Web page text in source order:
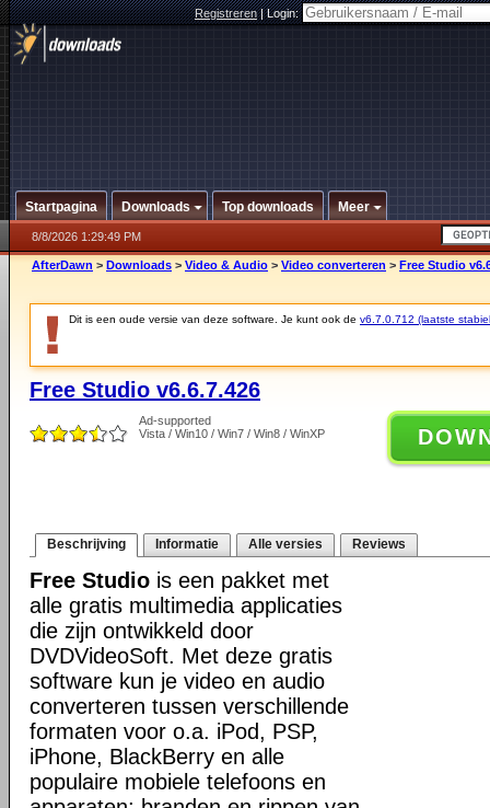
Registreren|Login:
Startpagina Downloads Top downloads Meer
8/8/2026 1:29:49 PM
AfterDawn > Downloads > Video & Audio > Video converteren > Free Studio
Dit is een oude versie van deze software. Je kunt ook de v6.7.0.712 (laatste
Free Studio v6.6.7.426
Ad-supported
Vista / Win10 / Win7 / Win8 / WinXP
Beschrijving Informatie Alle versies Reviews
Free Studio is een pakket met
alle gratis multimedia applicaties
die zijn ontwikkeld door
DVDVideoSoft. Met deze gratis
software kun je video en audio
converteren tussen verschillende
formaten voor o.a. iPod, PSP,
iPhone, BlackBerry en alle
populaire mobiele telefoons en